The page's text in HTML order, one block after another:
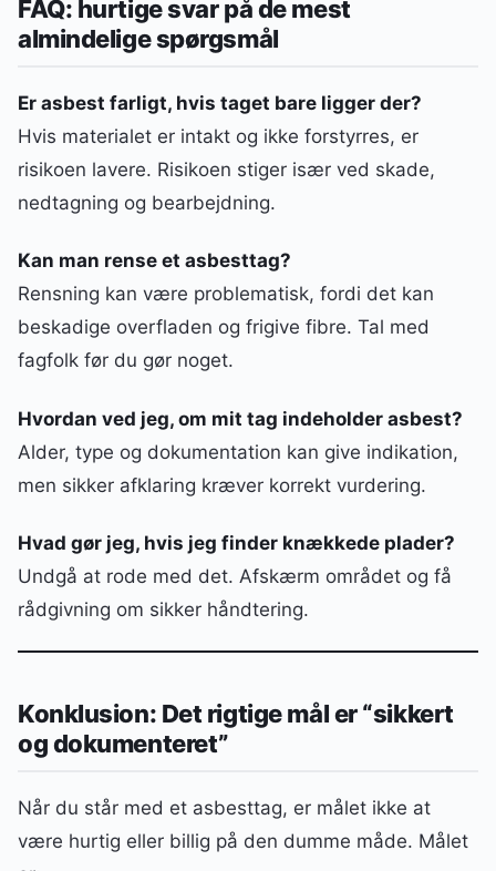
FAQ: hurtige svar på de mest
almindelige spørgsmål
Er asbest farligt, hvis taget bare ligger der?
Hvis materialet er intakt og ikke forstyrres, er
risikoen lavere. Risikoen stiger især ved skade,
nedtagning og bearbejdning.
Kan man rense et asbesttag?
Rensning kan være problematisk, fordi det kan
beskadige overfladen og frigive fibre. Tal med
fagfolk før du gør noget.
Hvordan ved jeg, om mit tag indeholder asbest?
Alder, type og dokumentation kan give indikation,
men sikker afklaring kræver korrekt vurdering.
Hvad gør jeg, hvis jeg finder knækkede plader?
Undgå at rode med det. Afskærm området og få
rådgivning om sikker håndtering.
Konklusion: Det rigtige mål er “sikkert
og dokumenteret”
Når du står med et asbesttag, er målet ikke at
være hurtig eller billig på den dumme måde. Målet